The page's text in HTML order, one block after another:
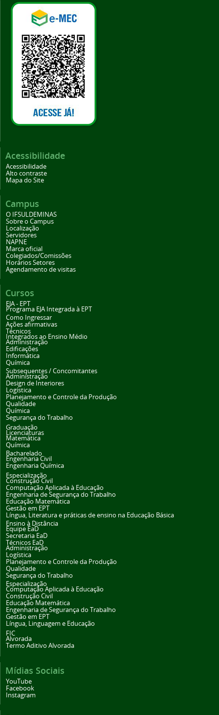
Acessibilidade
Acessibilidade
Alto contraste
Mapa do Site
Campus
O IFSULDEMINAS
Sobre o Campus
Localização
Servidores
NAPNE
Marca oficial
Colegiados/Comissões
Horários Setores
Agendamento de visitas
Cursos
EJA - EPT
Programa EJA Integrada à EPT
Como Ingressar
Ações afirmativas
Técnicos
Integrados ao Ensino Médio
Administração
Edificações
Informática
Química
Subsequentes / Concomitantes
Administração
Design de Interiores
Logística
Planejamento e Controle da Produção
Qualidade
Química
Segurança do Trabalho
Graduação
Licenciaturas
Matemática
Química
Bacharelado
Engenharia Civil
Engenharia Química
Especialização
Construção Civil
Computação Aplicada à Educação
Engenharia de Segurança do Trabalho
Educação Matemática
Gestão em EPT
Língua, Literatura e práticas de ensino na Educação Básica
Ensino à Distância
Equipe EaD
Secretaria EaD
Técnicos EaD
Administração
Logística
Planejamento e Controle da Produção
Qualidade
Segurança do Trabalho
Especialização
Computação Aplicada à Educação
Construção Civil
Educação Matemática
Engenharia de Segurança do Trabalho
Gestão em EPT
Língua, Linguagem e Educação
FIC
Alvorada
Termo Aditivo Alvorada
Mídias Sociais
YouTube
Facebook
Instagram